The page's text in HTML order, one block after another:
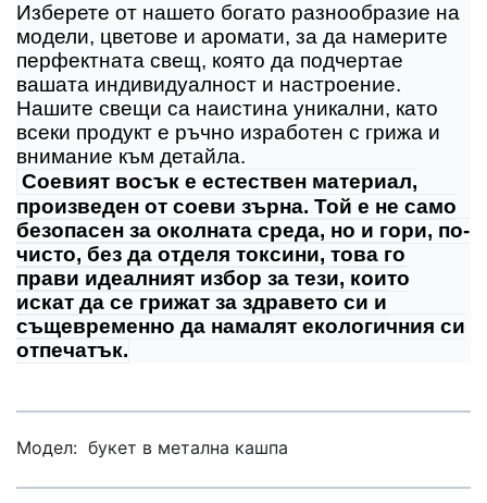
Изберете от нашето богато разнообразие на
модели, цветове и аромати, за да намерите
перфектната свещ, която да подчертае
вашата индивидуалност и настроение.
Нашите свещи са наистина уникални, като
всеки продукт е ръчно изработен с грижа и
внимание към детайла.
Соевият восък е естествен материал,
произведен от соеви зърна. Той е не само
безопасен за околната среда, но и гори, по-
чисто, без да отделя токсини, това го
прави идеалният избор за тези, които
искат да се грижат за здравето си и
същевременно да намалят екологичния си
отпечатък.
Модел: букет в метална кашпа